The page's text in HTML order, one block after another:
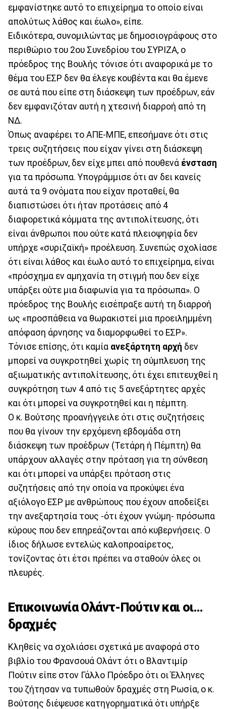
εμφανίστηκε αυτό το επιχείρημα το οποίο είναι
απολύτως λάθος και έωλο», είπε.
Ειδικότερα, συνομιλώντας με δημοσιογράφους στο
περιθώριο του 2ου Συνεδρίου του ΣΥΡΙΖΑ, ο
πρόεδρος της Βουλής τόνισε ότι αναφορικά με το
θέμα του ΕΣΡ δεν θα έλεγε κουβέντα και θα έμενε
σε αυτά που είπε στη διάσκεψη των προέδρων, εάν
δεν εμφανιζόταν αυτή η χτεσινή διαρροή από τη
ΝΔ.
Όπως αναφέρει το ΑΠΕ-ΜΠΕ, επεσήμανε ότι στις
τρεις συζητήσεις που είχαν γίνει στη διάσκεψη
των προέδρων, δεν είχε μπει από πουθενά ένσταση
για τα πρόσωπα. Υπογράμμισε ότι αν δει κανείς
αυτά τα 9 ονόματα που είχαν προταθεί, θα
διαπιστώσει ότι ήταν προτάσεις από 4
διαφορετικά κόμματα της αντιπολίτευσης, ότι
είναι άνθρωποι που ούτε κατά πλειοψηφία δεν
υπήρχε «συριζαϊκή» προέλευση. Συνεπώς σχολίασε
ότι είναι λάθος και έωλο αυτό το επιχείρημα, είναι
«πρόσχημα εν αμηχανία τη στιγμή που δεν είχε
υπάρξει ούτε μια διαφωνία για τα πρόσωπα». Ο
πρόεδρος της Βουλής εισέπραξε αυτή τη διαρροή
ως «προσπάθεια να θωρακιστεί μια προειλημμένη
απόφαση άρνησης να διαμορφωθεί το ΕΣΡ».
Τόνισε επίσης, ότι καμία ανεξάρτητη αρχή δεν
μπορεί να συγκροτηθεί χωρίς τη σύμπλευση της
αξιωματικής αντιπολίτευσης, ότι έχει επιτευχθεί η
συγκρότηση των 4 από τις 5 ανεξάρτητες αρχές
και ότι μπορεί να συγκροτηθεί και η πέμπτη.
Ο κ. Βούτσης προανήγγειλε ότι στις συζητήσεις
που θα γίνουν την ερχόμενη εβδομάδα στη
διάσκεψη των προέδρων (Τετάρη ή Πέμπτη) θα
υπάρχουν αλλαγές στην πρόταση για τη σύνθεση
και ότι μπορεί να υπάρξει πρόταση στις
συζητήσεις από την οποία να προκύψει ένα
αξιόλογο ΕΣΡ με ανθρώπους που έχουν αποδείξει
την ανεξαρτησία τους -ότι έχουν γνώμη- πρόσωπα
κύρους που δεν επηρεάζονται από κυβερνήσεις. Ο
ίδιος δήλωσε εντελώς καλοπροαίρετος,
τονίζοντας ότι έτσι πρέπει να σταθούν όλες οι
πλευρές.
Επικοινωνία Ολάντ-Πούτιν και οι...
δραχμές
Κληθείς να σχολιάσει σχετικά με αναφορά στο
βιβλίο του Φρανσουά Ολάντ ότι ο Βλαντιμίρ
Πούτιν είπε στον Γάλλο Πρόεδρο ότι οι Έλληνες
του ζήτησαν να τυπωθούν δραχμές στη Ρωσία, ο κ.
Βούτσης διέψευσε κατηγορηματικά ότι υπήρξε